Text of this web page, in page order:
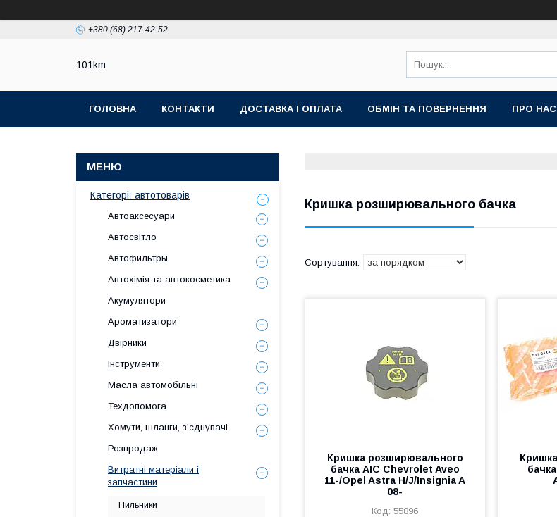
+380 (68) 217-42-52
101km
ГОЛОВНА КОНТАКТИ ДОСТАВКА І ОПЛАТА ОБМІН ТА ПОВЕРНЕННЯ ПРО НАС
Кришка розширювального бачка
Кришка розширювального
бачка AIC Chevrolet Aveo
11-/Opel Astra H/J/Insignia A
08-
55896
Категорії автотоварів
Автоаксесуари
Автосвітло
Автофильтры
Автохімія та автокосметика
Акумулятори
Ароматизатори
Двірники
Інструменти
Масла автомобільні
Техдопомога
Хомути, шланги, з'єднувачі
Розпродаж
Витратні матеріали і
запчастини
Пильники